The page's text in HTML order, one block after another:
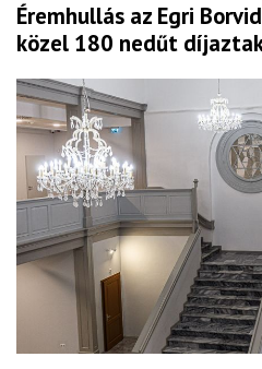
Éremhullás az Egri
közel 180 nedűt